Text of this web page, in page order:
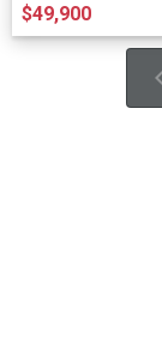
$49,900